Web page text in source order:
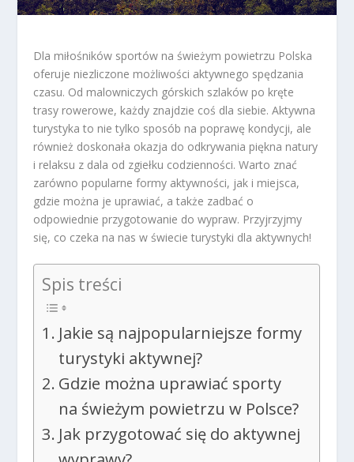
Dla miłośników sportów na świeżym powietrzu Polska
oferuje niezliczone możliwości aktywnego spędzania
czasu. Od malowniczych górskich szlaków po kręte
trasy rowerowe, każdy znajdzie coś dla siebie. Aktywna
turystyka to nie tylko sposób na poprawę kondycji, ale
również doskonała okazja do odkrywania piękna natury
i relaksu z dala od zgiełku codzienności. Warto znać
zarówno popularne formy aktywności, jak i miejsca,
gdzie można je uprawiać, a także zadbać o
odpowiednie przygotowanie do wypraw. Przyjrzyjmy
się, co czeka na nas w świecie turystyki dla aktywnych!
Spis treści
Jakie są najpopularniejsze formy
turystyki aktywnej?
Gdzie można uprawiać sporty
na świeżym powietrzu w Polsce?
Jak przygotować się do aktywnej